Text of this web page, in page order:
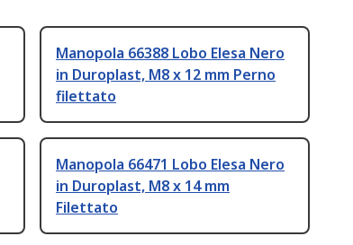
Manopola 66388 Lobo Elesa Nero
in Duroplast, M8 x 12 mm Perno
filettato
Manopola 66471 Lobo Elesa Nero
in Duroplast, M8 x 14 mm
Filettato